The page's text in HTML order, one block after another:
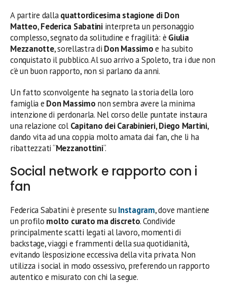
A partire dallaquattordicesima stagione di Don
Matteo,Federica Sabatini interpreta un personaggio
complesso, segnato da solitudine e fragilità: è Giulia
Mezzanotte, sorellastra di Don Massimoe ha subito
conquistato il pubblico. Al suo arrivo a Spoleto, tra i due non
c’è un buon rapporto, non si parlano da anni.
Un fatto sconvolgente ha segnato la storia della loro
famiglia e Don Massimo non sembra avere la minima
intenzione di perdonarla. Nel corso delle puntate instaura
una relazione col Capitano dei Carabinieri, Diego Martini,
dando vita ad una coppia molto amata dai fan, che li ha
ribattezzati “Mezzanottini“.
Social network e rapporto con i
fan
Federica Sabatini è presente suInstagram, dove mantiene
un profilo molto curato ma discreto. Condivide
principalmente scatti legati al lavoro, momenti di
backstage, viaggi e frammenti della sua quotidianità,
evitando l’esposizione eccessiva della vita privata. Non
utilizza i social in modo ossessivo, preferendo un rapporto
autentico e misurato con chi la segue.